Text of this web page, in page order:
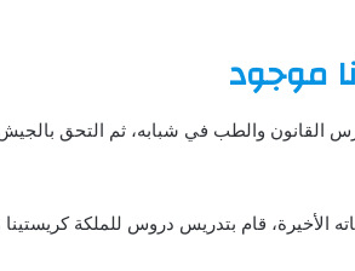
موجود
في لا فليش، ودرس القانون والطب في شبابه، ثم التحق
قام بتدريس دروس للملكة كريستينا